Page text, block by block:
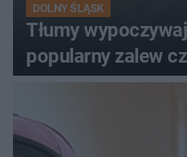
DOLNY ŚLĄSK
Tłumy
popularny zalew